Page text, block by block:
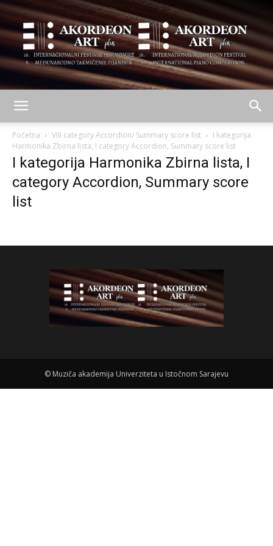
ART
Početna VIII category Accordion/ Summary score list
I kategorija
Harmonika Zbirna lista, I category Accordion, Summary score list
I kategorija Harmonika Zbirna lista, I
category Accordion, Summary score
list
© Muziča akademija Univerziteta u Istočnom Sarajevu